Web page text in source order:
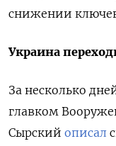
снижении
Украина
За несколько
главком
Сырский описал